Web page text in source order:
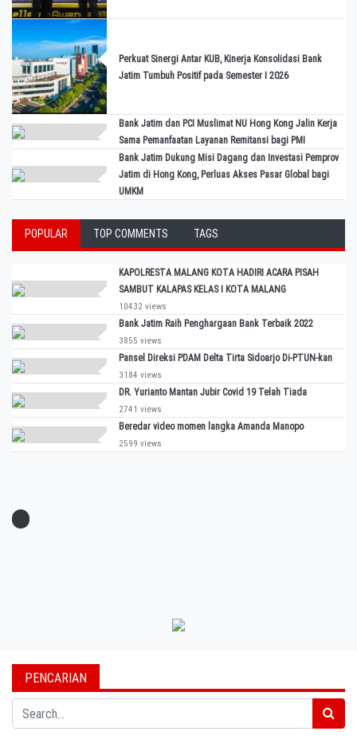
Perkuat Sinergi Antar KUB, Kinerja Konsolidasi Bank
Jatim Tumbuh Positif pada Semester I 2026
Bank Jatim dan PCI Muslimat NU Hong Kong Jalin Kerja
Sama Pemanfaatan Layanan Remitansi bagi PMI
Bank Jatim Dukung Misi Dagang dan Investasi Pemprov
Jatim di Hong Kong, Perluas Akses Pasar Global bagi
UMKM
POPULAR TOP COMMENTS TAGS
KAPOLRESTA MALANG KOTA HADIRI ACARA PISAH
SAMBUT KALAPAS KELAS I KOTA MALANG
10432 views
Bank Jatim Raih Penghargaan Bank Terbaik 2022
3855 views
Pansel Direksi PDAM Delta Tirta Sidoarjo Di-PTUN-kan
3184 views
DR. Yurianto Mantan Jubir Covid 19 Telah Tiada
2741 views
Beredar video momen langka Amanda Manopo
2599 views
PENCARIAN
Search